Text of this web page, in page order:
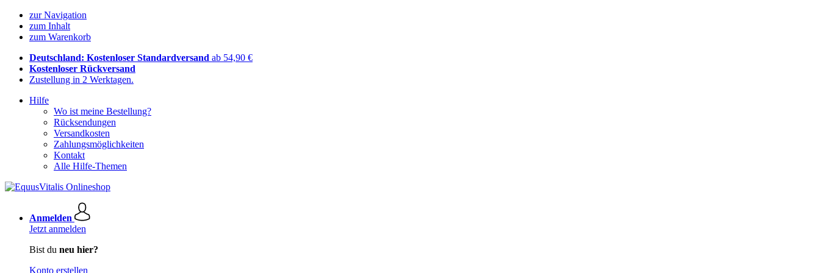
zur Navigation
zum Inhalt
zum Warenkorb
Deutschland: Kostenloser Standardversand ab 54,90 €
Kostenloser Rückversand
Zustellung in 2 Werktagen.
Hilfe
Wo ist meine Bestellung?
Rücksendungen
Versandkosten
Zahlungsmöglichkeiten
Kontakt
Alle Hilfe-Themen
Anmelden
Jetzt anmelden
Bist du neu hier?
Konto erstellen